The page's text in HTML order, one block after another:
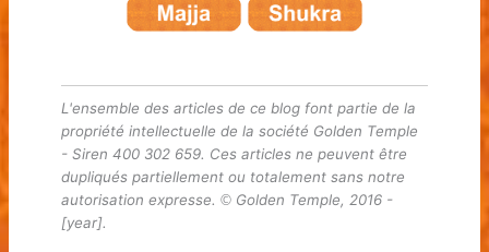
L'ensemble des articles de ce blog font partie de la
propriété intellectuelle de la société Golden Temple
- Siren 400 302 659. Ces articles ne peuvent être
dupliqués partiellement ou totalement sans notre
autorisation expresse. ©Golden Temple, 2016 -
[year].